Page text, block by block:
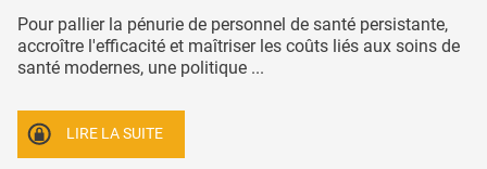
Pour pallier la pénurie de personnel de santé persistante,
accroître l'efficacité et maîtriser les coûts liés aux soins de
santé modernes, une politique ...
LIRE LA SUITE